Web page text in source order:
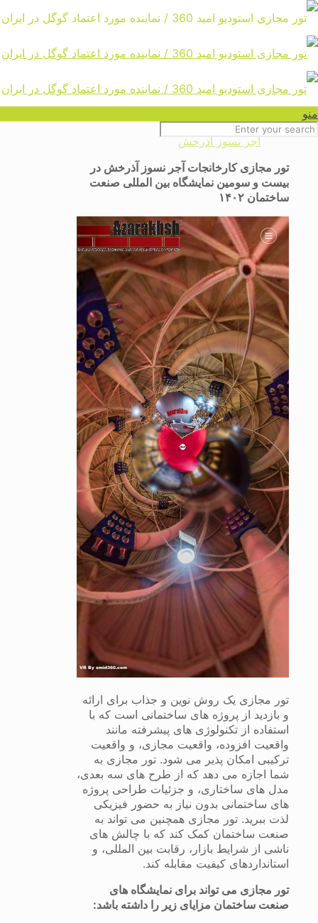
منو
تور مجازی غرفه نمایشگاهی شرکت
آجر نسوز آذرخش
تور مجازی غرفه نمایشگاهی شرکت
آجر نسوز آذرخش
تور مجازی کارخانجات آجر نسوز آذرخش در
بیست و سومین نمایشگاه بین المللی صنعت
ساختمان ۱۴۰۲
تور مجازی یک روش نوین و جذاب برای ارائه
و بازدید از پروژه های ساختمانی است که با
استفاده از تکنولوژی های پیشرفته مانند
واقعیت افزوده، واقعیت مجازی، و واقعیت
ترکیبی امکان پذیر می شود. تور مجازی به
شما اجازه می دهد که از طرح های سه بعدی،
مدل های ساختاری، و جزئیات طراحی پروژه
های ساختمانی بدون نیاز به حضور فیزیکی
لذت ببرید. تور مجازی همچنین می تواند به
صنعت ساختمان کمک کند که با چالش های
ناشی از شرایط بازار، رقابت بین المللی، و
استانداردهای کیفیت مقابله کند.
تور مجازی می تواند برای نمایشگاه های
صنعت ساختمان مزایای زیر را داشته باشد: